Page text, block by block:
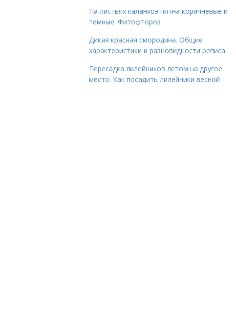
На листьях каланхоэ пятна коричневые и
темные. Фитофтороз
Дикая красная смородина. Общие
характеристики и разновидности реписа
Пересадка лилейников летом на другое
место. Как посадить лилейники весной